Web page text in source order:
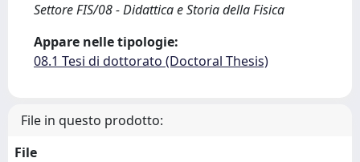
Settore FIS/08 - Didattica e Storia della Fisica
Appare nelle tipologie:
08.1 Tesi di dottorato (Doctoral Thesis)
File in questo prodotto:
File